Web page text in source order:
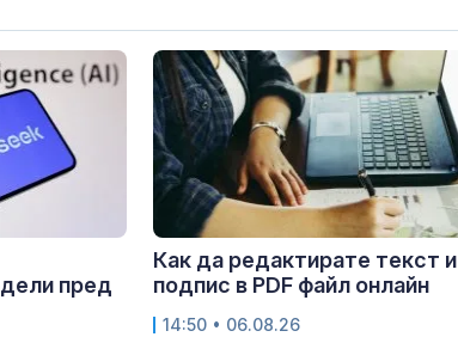
пред
Как да редактирате текст и
подпис в PDF файл онлайн
14:50 • 06.08.26